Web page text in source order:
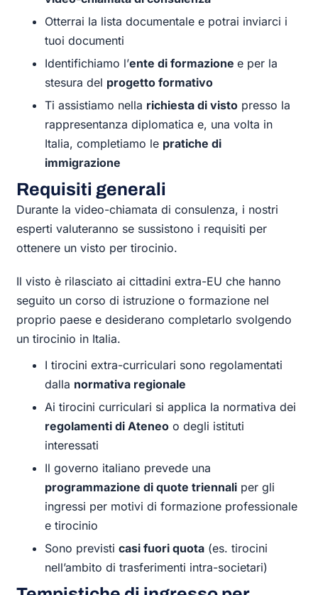
Otterrai la lista documentale e potrai inviarci i
tuoi documenti
Identifichiamo l’ente di formazionee per la
stesura del progetto formativo
Ti assistiamo nella richiesta di visto presso la
rappresentanza diplomatica e, una volta in
Italia, completiamo le pratiche di
immigrazione
Requisiti generali
Durante lavideo-chiamata di consulenza, i nostri
esperti valuteranno se sussistono i requisiti per
ottenere un visto per tirocinio.
Il visto è rilasciato ai cittadini extra-EU che hanno
seguito un corso di istruzione o formazione nel
proprio paese e desiderano completarlo svolgendo
un tirocinio in Italia.
I tirocini extra-curriculari sono regolamentati
dalla normativa regionale
Ai tirocini curriculari si applica la normativa dei
regolamenti di Ateneo o degli istituti
interessati
Il governo italiano prevede una
programmazione di quote triennali per gli
ingressi per motivi di formazione professionale
e tirocinio
Sono previsticasi fuori quota (es. tirocini
nell’ambito di trasferimenti intra-societari)